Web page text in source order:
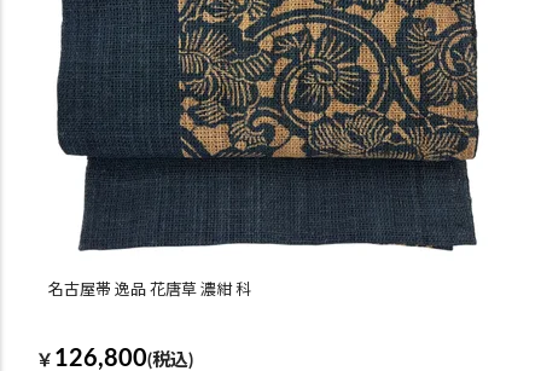
名古屋帯 逸品 花唐草 濃紺 科
￥ 126,800(税込)